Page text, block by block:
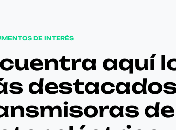
DE INTERÉS
aquí
de